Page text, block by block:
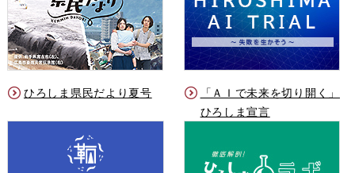
ひろしま県民だより夏号
「ＡＩで未来を切り開く」
ひろしま宣言